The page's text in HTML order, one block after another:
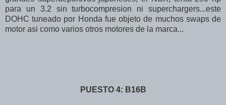
para un 3.2 sin turbocompresion ni superchargers...este
DOHC tuneado por Honda fue objeto de muchos swaps de
motor asi como varios otros motores de la marca...
PUESTO 4: B16B